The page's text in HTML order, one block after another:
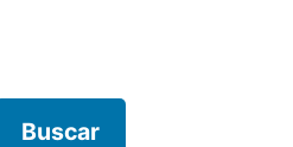
Buscar